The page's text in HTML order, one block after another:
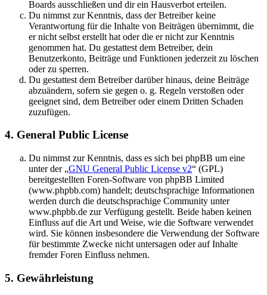
Boards ausschließen und dir ein Hausverbot erteilen.
Du nimmst zur Kenntnis, dass der Betreiber keine
Verantwortung für die Inhalte von Beiträgen übernimmt, die
er nicht selbst erstellt hat oder die er nicht zur Kenntnis
genommen hat. Du gestattest dem Betreiber, dein
Benutzerkonto, Beiträge und Funktionen jederzeit zu löschen
oder zu sperren.
Du gestattest dem Betreiber darüber hinaus, deine Beiträge
abzuändern, sofern sie gegen o. g. Regeln verstoßen oder
geeignet sind, dem Betreiber oder einem Dritten Schaden
zuzufügen.
4. General Public License
Du nimmst zur Kenntnis, dass es sich bei phpBB um eine
unter der „GNU General Public License v2“ (GPL)
bereitgestellten Foren-Software von phpBB Limited
(www.phpbb.com) handelt; deutschsprachige Informationen
werden durch die deutschsprachige Community unter
www.phpbb.de zur Verfügung gestellt. Beide haben keinen
Einfluss auf die Art und Weise, wie die Software verwendet
wird. Sie können insbesondere die Verwendung der Software
für bestimmte Zwecke nicht untersagen oder auf Inhalte
fremder Foren Einfluss nehmen.
5. Gewährleistung